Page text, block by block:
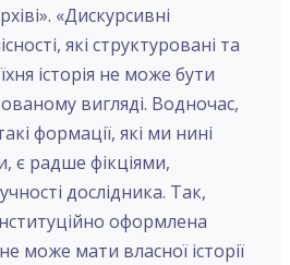
«Дискурсивні
які структуровані та
історія не може бути
вигляді. Водночас,
формації, які ми нині
є радше фікціями,
дослідника. Так,
оформлена
може мати власної історії